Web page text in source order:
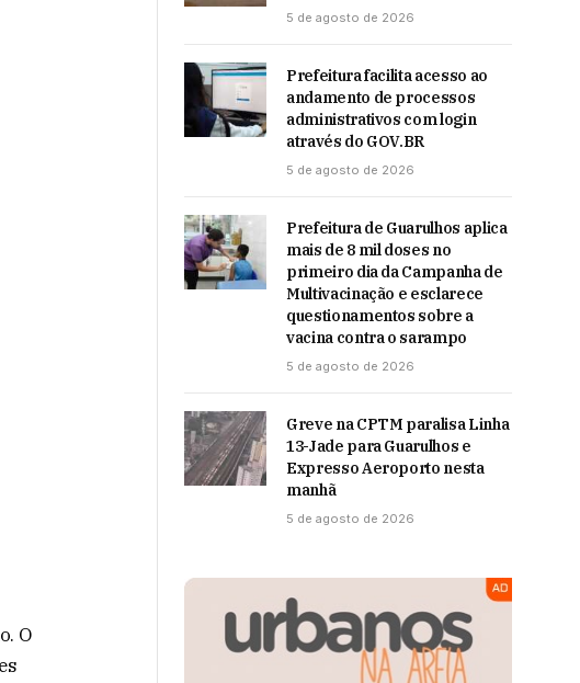
O
5 de agosto de 2026
Prefeitura facilita acesso ao
andamento de processos
administrativos com login
através do GOV.BR
5 de agosto de 2026
Prefeitura de Guarulhos aplica
mais de 8 mil doses no
primeiro dia da Campanha de
Multivacinação e esclarece
questionamentos sobre a
vacina contra o sarampo
5 de agosto de 2026
Greve na CPTM paralisa Linha
13-Jade para Guarulhos e
Expresso Aeroporto nesta
manhã
5 de agosto de 2026